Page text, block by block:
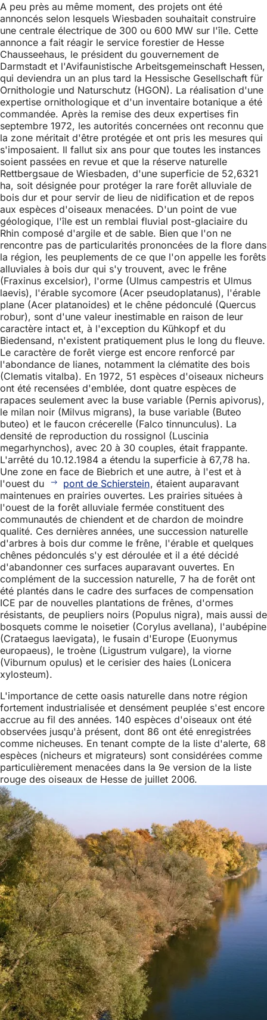
A peu près au même moment, des projets ont été
annoncés selon lesquels Wiesbaden souhaitait construire
une centrale électrique de 300 ou 600 MW sur l'île. Cette
annonce a fait réagir le service forestier de Hesse
Chausseehaus, le président du gouvernement de
Darmstadt et l'Avifaunistische Arbeitsgemeinschaft Hessen,
qui deviendra un an plus tard la Hessische Gesellschaft für
Ornithologie und Naturschutz (HGON). La réalisation d'une
expertise ornithologique et d'un inventaire botanique a été
commandée. Après la remise des deux expertises fin
septembre 1972, les autorités concernées ont reconnu que
la zone méritait d'être protégée et ont pris les mesures qui
s'imposaient. Il fallut six ans pour que toutes les instances
soient passées en revue et que la réserve naturelle
Rettbergsaue de Wiesbaden, d'une superficie de 52,6321
ha, soit désignée pour protéger la rare forêt alluviale de
bois dur et pour servir de lieu de nidification et de repos
aux espèces d'oiseaux menacées. D'un point de vue
géologique, l'île est un remblai fluvial post-glaciaire du
Rhin composé d'argile et de sable. Bien que l'on ne
rencontre pas de particularités prononcées de la flore dans
la région, les peuplements de ce que l'on appelle les forêts
alluviales à bois dur qui s'y trouvent, avec le frêne
(Fraxinus excelsior), l'orme (Ulmus campestris et Ulmus
laevis), l'érable sycomore (Acer pseudoplatanus), l'érable
plane (Acer platanoides) et le chêne pédonculé (Quercus
robur), sont d'une valeur inestimable en raison de leur
caractère intact et, à l'exception du Kühkopf et du
Biedensand, n'existent pratiquement plus le long du fleuve.
Le caractère de forêt vierge est encore renforcé par
l'abondance de lianes, notamment la clématite des bois
(Clematis vitalba). En 1972, 51 espèces d'oiseaux nicheurs
ont été recensées d'emblée, dont quatre espèces de
rapaces seulement avec la buse variable (Pernis apivorus),
le milan noir (Milvus migrans), la buse variable (Buteo
buteo) et le faucon crécerelle (Falco tinnunculus). La
densité de reproduction du rossignol (Luscinia
megarhynchos), avec 20 à 30 couples, était frappante.
L'arrêté du 10.12.1984 a étendu la superficie à 67,78 ha.
Une zone en face de Biebrich et une autre, à l'est et à
l'ouest du
pont de Schierstein, étaient auparavant
maintenues en prairies ouvertes. Les prairies situées à
l'ouest de la forêt alluviale fermée constituent des
communautés de chiendent et de chardon de moindre
qualité. Ces dernières années, une succession naturelle
d'arbres à bois dur comme le frêne, l'érable et quelques
chênes pédonculés s'y est déroulée et il a été décidé
d'abandonner ces surfaces auparavant ouvertes. En
complément de la succession naturelle, 7 ha de forêt ont
été plantés dans le cadre des surfaces de compensation
ICE par de nouvelles plantations de frênes, d'ormes
résistants, de peupliers noirs (Populus nigra), mais aussi de
bosquets comme le noisetier (Corylus avellana), l'aubépine
(Crataegus laevigata), le fusain d'Europe (Euonymus
europaeus), le troène (Ligustrum vulgare), la viorne
(Viburnum opulus) et le cerisier des haies (Lonicera
xylosteum).
L'importance de cette oasis naturelle dans notre région
fortement industrialisée et densément peuplée s'est encore
accrue au fil des années. 140 espèces d'oiseaux ont été
observées jusqu'à présent, dont 86 ont été enregistrées
comme nicheuses. En tenant compte de la liste d'alerte, 68
espèces (nicheurs et migrateurs) sont considérées comme
particulièrement menacées dans la 9e version de la liste
rouge des oiseaux de Hesse de juillet 2006.